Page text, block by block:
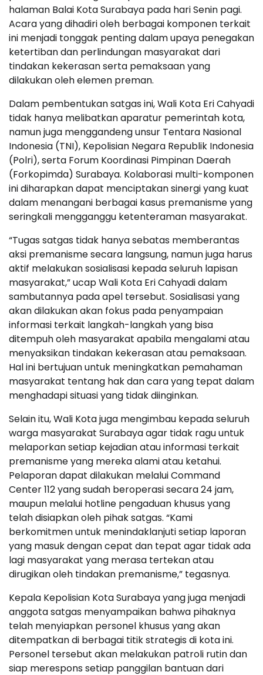
halaman Balai Kota Surabaya pada hari Senin pagi.
Acara yang dihadiri oleh berbagai komponen terkait
ini menjadi tonggak penting dalam upaya penegakan
ketertiban dan perlindungan masyarakat dari
tindakan kekerasan serta pemaksaan yang
dilakukan oleh elemen preman.
Dalam pembentukan satgas ini, Wali Kota Eri Cahyadi
tidak hanya melibatkan aparatur pemerintah kota,
namun juga menggandeng unsur Tentara Nasional
Indonesia (TNI), Kepolisian Negara Republik Indonesia
(Polri), serta Forum Koordinasi Pimpinan Daerah
(Forkopimda) Surabaya. Kolaborasi multi-komponen
ini diharapkan dapat menciptakan sinergi yang kuat
dalam menangani berbagai kasus premanisme yang
seringkali mengganggu ketenteraman masyarakat.
“Tugas satgas tidak hanya sebatas memberantas
aksi premanisme secara langsung, namun juga harus
aktif melakukan sosialisasi kepada seluruh lapisan
masyarakat,” ucap Wali Kota Eri Cahyadi dalam
sambutannya pada apel tersebut. Sosialisasi yang
akan dilakukan akan fokus pada penyampaian
informasi terkait langkah-langkah yang bisa
ditempuh oleh masyarakat apabila mengalami atau
menyaksikan tindakan kekerasan atau pemaksaan.
Hal ini bertujuan untuk meningkatkan pemahaman
masyarakat tentang hak dan cara yang tepat dalam
menghadapi situasi yang tidak diinginkan.
Selain itu, Wali Kota juga mengimbau kepada seluruh
warga masyarakat Surabaya agar tidak ragu untuk
melaporkan setiap kejadian atau informasi terkait
premanisme yang mereka alami atau ketahui.
Pelaporan dapat dilakukan melalui Command
Center 112 yang sudah beroperasi secara 24 jam,
maupun melalui hotline pengaduan khusus yang
telah disiapkan oleh pihak satgas. “Kami
berkomitmen untuk menindaklanjuti setiap laporan
yang masuk dengan cepat dan tepat agar tidak ada
lagi masyarakat yang merasa tertekan atau
dirugikan oleh tindakan premanisme,” tegasnya.
Kepala Kepolisian Kota Surabaya yang juga menjadi
anggota satgas menyampaikan bahwa pihaknya
telah menyiapkan personel khusus yang akan
ditempatkan di berbagai titik strategis di kota ini.
Personel tersebut akan melakukan patroli rutin dan
siap merespons setiap panggilan bantuan dari